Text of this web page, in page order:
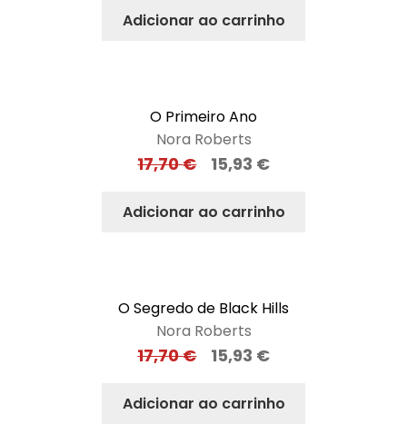
Adicionar ao carrinho
O Primeiro Ano
Nora Roberts
17,70€ 15,93 €
Adicionar ao carrinho
O Segredo de Black Hills
Nora Roberts
17,70€ 15,93 €
Adicionar ao carrinho